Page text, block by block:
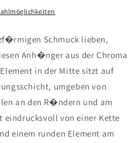
Schmuck lieben,
Anh�nger aus der Chroma
in der Mitte sitzt auf
umgeben von
an den R�ndern und am
von einer Kette
einem runden Element am